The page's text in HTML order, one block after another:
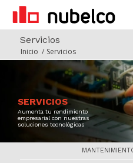
Servicios
Inicio / Servicios
SERVICIOS
Aumenta tu rendimiento
empresarial con nuestras
soluciones tecnológicas